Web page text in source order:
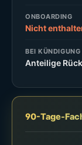
ONBOARDING
Nicht
BEI
Anteilige
90-Tage-